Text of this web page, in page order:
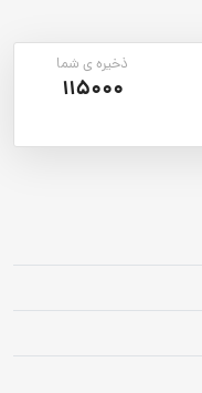
ذخیره ی شما
115000